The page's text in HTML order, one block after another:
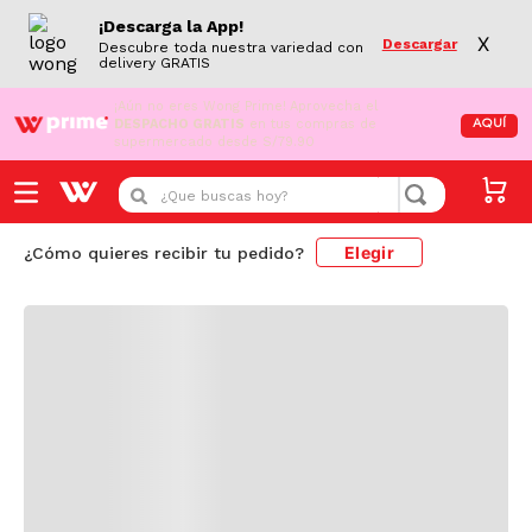
¡Descarga la App!
Descubre toda nuestra variedad con
delivery GRATIS
Descargar X
¡Aún no eres Wong Prime! Aprovecha el
DESPACHO GRATIS en tus compras de
supermercado desde S/79.90
AQUÍ
¿Que buscas hoy?
¿Cómo quieres recibir tu pedido? Elegir
Cargando comentarios...